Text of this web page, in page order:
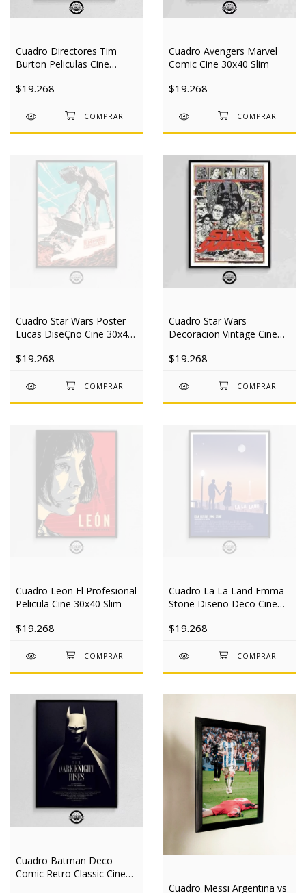
Cuadro Directores Tim
Burton Peliculas Cine
$19.268
Cuadro Avengers Marvel
Comic Cine 30x40 Slim
$19.268
Cuadro Star Wars Poster
Lucas DiseÇño Cine 30x40
$19.268
Cuadro Star Wars
Decoracion Vintage Cine
$19.268
Cuadro Leon El Profesional
Pelicula Cine 30x40 Slim
$19.268
Cuadro La La Land Emma
Stone Diseño Deco Cine
$19.268
Cuadro Batman Deco
Comic Retro Classic Cine
Cuadro Messi Argentina vs